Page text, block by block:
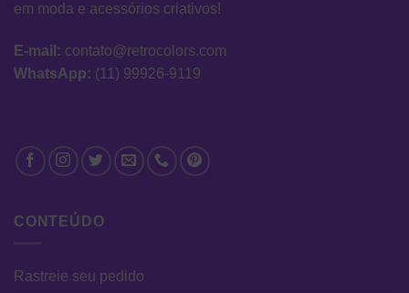
em moda e acessórios criativos!
E-mail: contato@retrocolors.com
WhatsApp: (11) 99926-9119
CONTEÚDO
Rastreie seu pedido